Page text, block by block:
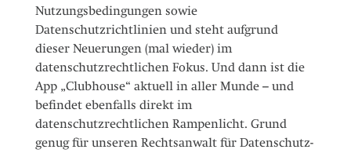
Nutzungsbedingungen sowie
Datenschutzrichtlinien und steht aufgrund
dieser Neuerungen (mal wieder) im
datenschutzrechtlichen Fokus. Und dann ist die
App „Clubhouse“ aktuell in aller Munde – und
befindet ebenfalls direkt im
datenschutzrechtlichen Rampenlicht. Grund
genug für unseren Rechtsanwalt für Datenschutz-